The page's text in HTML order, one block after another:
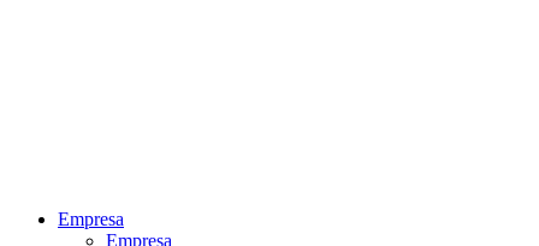
Empresa
Empresa